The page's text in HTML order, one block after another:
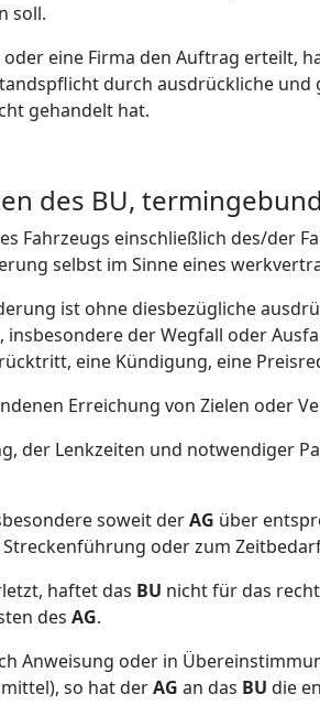
soll.
eine Firma den Auftrag erteilt,
durch ausdrückliche
gehandelt hat.
BU,
Fahrzeugs einschließlich des/der
selbst im Sinne eines
ist ohne diesbezügliche
der Wegfall oder
eine Kündigung, eine
Erreichung von Zielen oder
Lenkzeiten und notwendiger
soweit derAG über
oder zum
haftet das BU nicht für das
des AG.
Anweisung oder in
so hat derAG an das BU die